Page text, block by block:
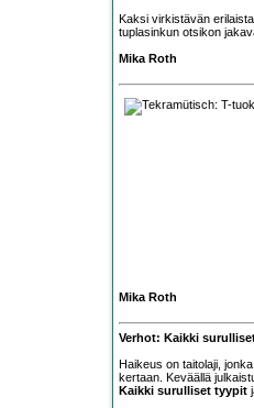
Kaksi virkistävän
tuplasinkun otsikon
Mika Roth
Mika Roth
Verhot: Kaikki
Haikeus on taitolaji,
kertaan. Keväällä
Kaikki surulliset tyypit